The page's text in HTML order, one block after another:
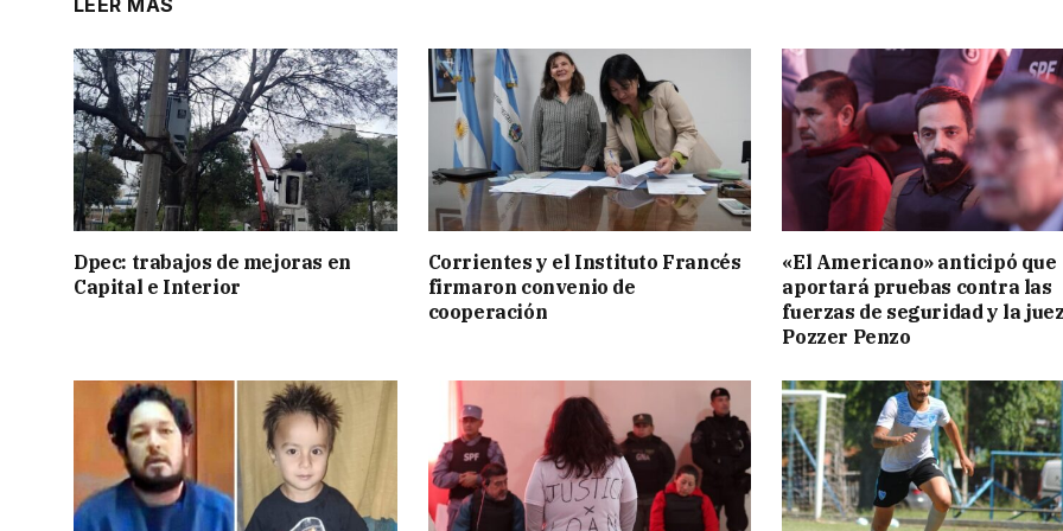
LEER MÁS
Dpec: trabajos de mejoras en
Capital e Interior
Corrientes y el Instituto Francés
firmaron convenio de
cooperación
«El Americano» anticipó que
aportará pruebas contra las
fuerzas de seguridad y la
Pozzer Penzo